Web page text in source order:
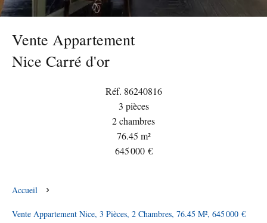
Vente Appartement
Nice Carré d'or
Réf. 86240816
3 pièces
2 chambres
76.45 m²
645 000 €
Accueil
Vente Appartement Nice, 3 Pièces, 2 Chambres, 76.45 M², 645 000 €